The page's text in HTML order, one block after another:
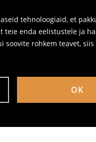
tehnoloogiaid, et
teie enda eelistustele ja
soovite rohkem teavet,
OK